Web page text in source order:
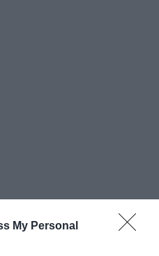
My Personal